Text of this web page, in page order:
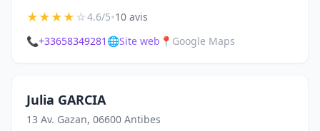
★★★★☆4.6/5•10 avis
📞+33658349281 🌐Site web 📍 Google Maps
Julia GARCIA
13 Av. Gazan, 06600 Antibes